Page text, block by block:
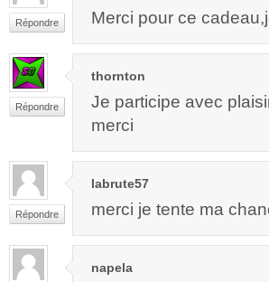
Répondre Merci pour ce
Répondre
thornton
Je participe avec
merci
Répondre
labrute57
merci je tente ma
napela